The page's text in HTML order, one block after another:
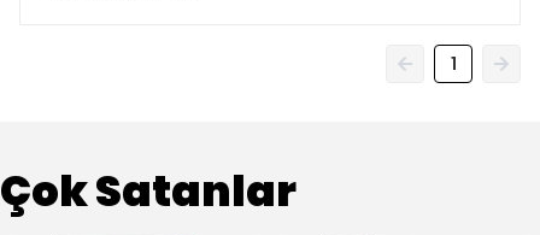
1
Çok Satanlar